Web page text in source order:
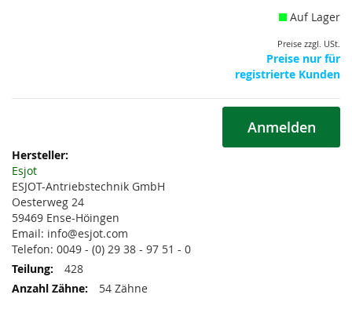
Auf Lager
Preise zzgl. USt.
Preise nur für
registrierte Kunden
Anmelden
Weitere
Informationen
Esjot
ESJOT-Antriebstechnik GmbH
Oesterweg 24
59469 Ense-Höingen
Email: info@esjot.com
Telefon: 0049 - (0) 29 38 - 97 51 - 0
428
54 Zähne